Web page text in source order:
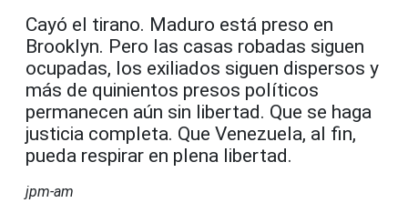
Cayó el tirano. Maduro está preso en
Brooklyn. Pero las casas robadas siguen
ocupadas, los exiliados siguen dispersos y
más de quinientos presos políticos
permanecen aún sin libertad. Que se haga
justicia completa. Que Venezuela, al fin,
pueda respirar en plena libertad.
jpm-am